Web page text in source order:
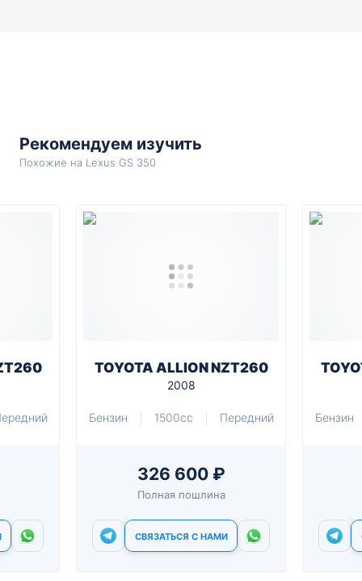
Рекомендуем изучить
Похожие на Lexus GS 350
TOYOTA ALLION NZT260
2008
Бензин 1500cc Передний
326 600 ₽
Полная пошлина
СВЯЗАТЬСЯ С НАМИ
Бензин